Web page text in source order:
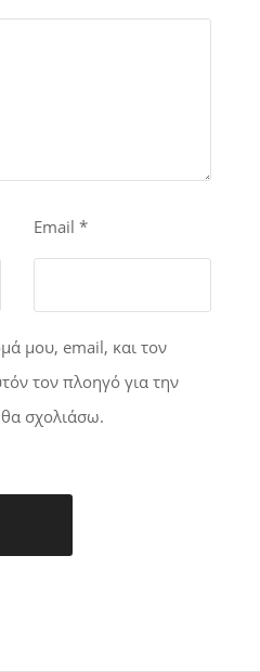
Email *
μου, email, και τον
τον πλοηγό για την
σχολιάσω.